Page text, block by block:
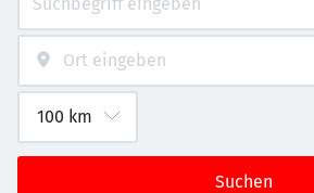
Suchen